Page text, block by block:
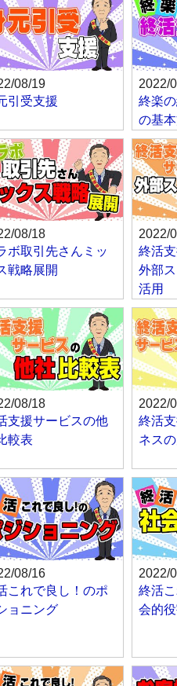
08/19
引受支援
2022/
終楽
の基
08/18
ボ取引先さんミッ
戦略展開
2022/
終活
外部
活用
08/18
支援サービスの他
較表
2022/
終活
ネス
08/16
これで良し！のポ
ョニング
2022/
終活
会的役